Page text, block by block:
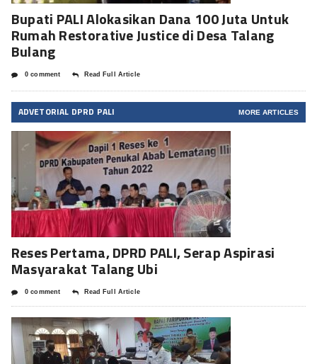
Bupati PALI Alokasikan Dana 100 Juta Untuk
Rumah Restorative Justice di Desa Talang
Bulang
0 comment Read Full Article
ADVETORIAL DPRD PALI MORE ARTICLES
Reses Pertama, DPRD PALI, Serap Aspirasi
Masyarakat Talang Ubi
0 comment Read Full Article